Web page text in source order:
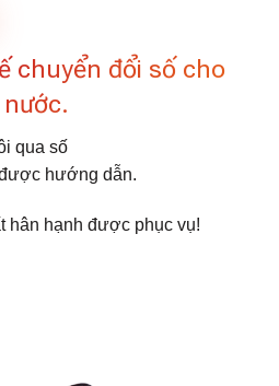
chuyển đổi số cho
qua số
hướng dẫn.
hân hạnh được phục vụ!